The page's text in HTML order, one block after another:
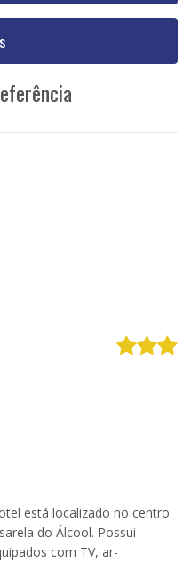
está localizado no centro
do Álcool. Possui
com TV, ar-